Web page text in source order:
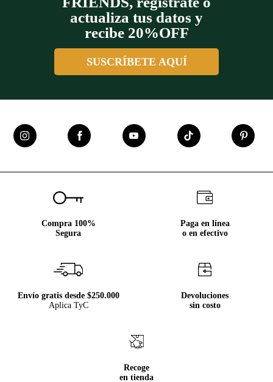
actualiza tus datos y
recibe 20%OFF
SUSCRÍBETE AQUÍ
Compra 100%
Segura
Paga en línea
o en efectivo
Envío gratis desde $250.000
Aplica TyC
Devoluciones
sin costo
Recoge
en tienda